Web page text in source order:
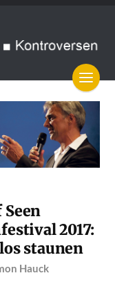
2017:
staunen
Hauck